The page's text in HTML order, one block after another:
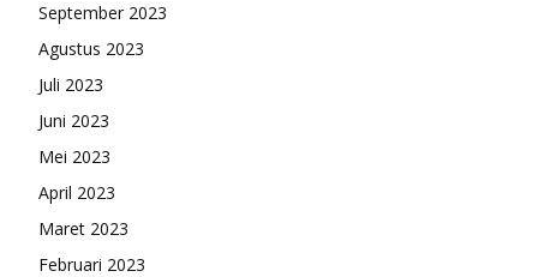
September 2023
Agustus 2023
Juli 2023
Juni 2023
Mei 2023
April 2023
Maret 2023
Februari 2023